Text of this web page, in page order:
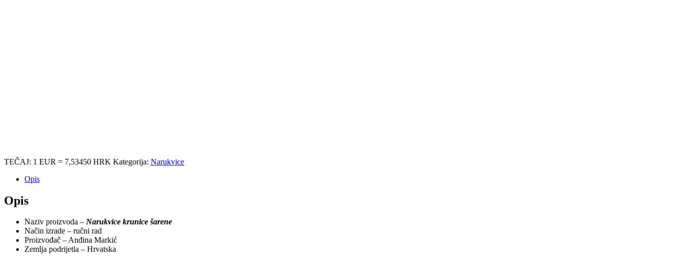
TEČAJ: 1 EUR = 7,53450 HRK Kategorija: Narukvice
Opis
Opis
Naziv proizvoda – Narukvice krunice šarene
Način izrade – ručni rad
Proizvođač – Anđina Markić
Zemlja podrijetla – Hrvatska